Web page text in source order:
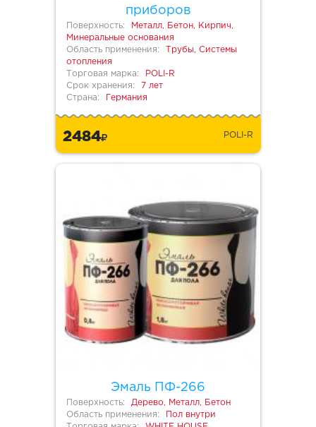
приборов
Поверхность:
Металл, Бетон, Кирпич,
Минеральные основания
Область применения:
Трубы, Системы
отопления
Торговая марка:
POLI-R
Срок хранения:
7 лет
Страна:
Германия
2484 POLI-R
Эмаль ПФ-266
Поверхность:
Дерево, Металл, Бетон
Область применения:
Пол внутри